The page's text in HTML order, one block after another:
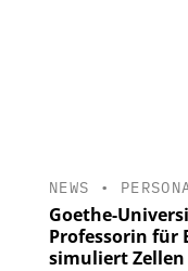
NEWS •
Goethe-
Professorin
simuliert Zellen